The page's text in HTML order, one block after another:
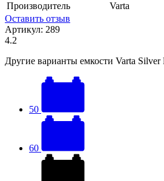
Производитель
Varta
Оставить отзыв
Артикул: 289
4.2
Другие варианты емкости Varta
50
60